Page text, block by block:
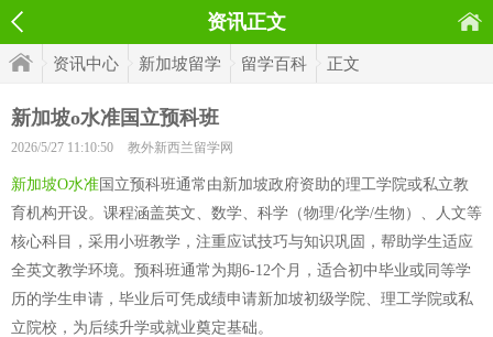
资讯正文
资讯中心 新加坡留学 留学百科 正文
新加坡o水准国立预科班
2026/5/27 11:10:50 教外新西兰留学网
新加坡O水准 国立预科班通常由新加坡政府资助的理工学院或私立教
育机构开设。课程涵盖英文、数学、科学（物理/化学/生物）、人文等
核心科目，采用小班教学，注重应试技巧与知识巩固，帮助学生适应
全英文教学环境。预科班通常为期6-12个月，适合初中毕业或同等学
历的学生申请，毕业后可凭成绩申请新加坡初级学院、理工学院或私
立院校，为后续升学或就业奠定基础。